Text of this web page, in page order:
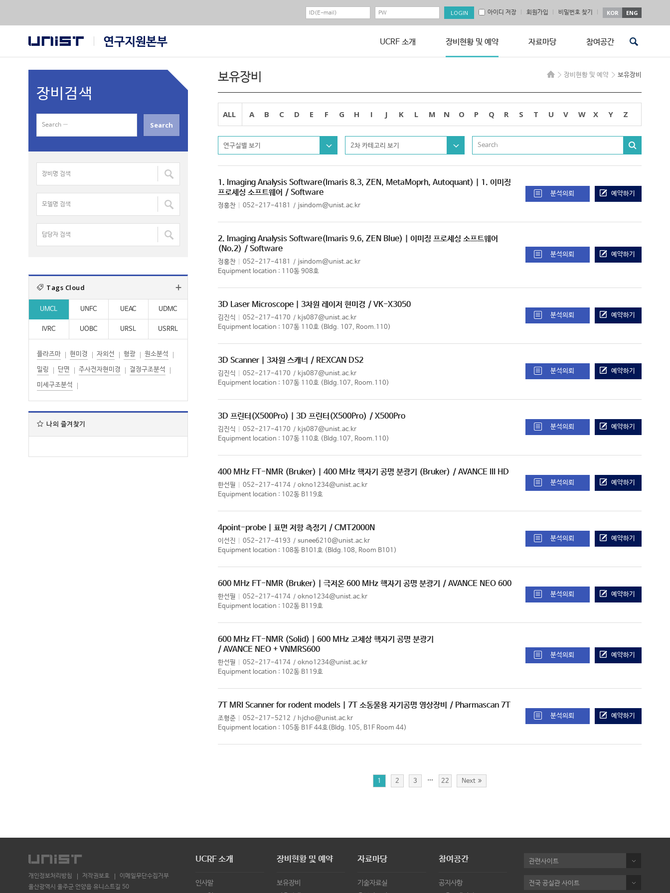
아이디 저장 회원가입 비밀번호 찾기 KOR ENG
UCRF 소개 장비현황 및 예약 자료마당 참여공간
장비현황 및 예약 보유장비
보유장비
ALL A B C D E F G H I J K L M N O P Q R S T U V W X Y Z
연구실별 보기 2차 카테고리 보기
1. Imaging Analysis Software(Imaris 8.3, ZEN, MetaMoprh, Autoquant) | 1. 이미징
프로세싱 소프트웨어 / Software
정홍찬 052-217-4181 jsindom@unist.ac.kr
분석의뢰 예약하기
2. Imaging Analysis Software(Imaris 9.6, ZEN Blue) | 이미징 프로세싱 소프트웨어
(No.2) / Software
정홍찬 052-217-4181
jsindom@unist.ac.kr
Equipment location : 110동 908호
분석의뢰 예약하기
3D Laser Microscope | 3차원 레이저 현미경 / VK-X3050
김진식 052-217-4170
kjs087@unist.ac.kr
Equipment location : 107동 110호 (Bldg. 107, Room.110)
분석의뢰 예약하기
3D Scanner | 3차원 스캐너 / REXCAN DS2
김진식 052-217-4170
kjs087@unist.ac.kr
Equipment location : 107동 110호 (Bldg.107, Room.110)
분석의뢰 예약하기
3D 프린터(X500Pro) | 3D 프린터(X500Pro) / X500Pro
김진식 052-217-4170
kjs087@unist.ac.kr
Equipment location : 107동 110호 (Bldg.107, Room.110)
분석의뢰 예약하기
400 MHz FT-NMR (Bruker) | 400 MHz 핵자기 공명 분광기 (Bruker) / AVANCE III HD
한선필 052-217-4174
okno1234@unist.ac.kr
Equipment location : 102동 B119호
분석의뢰 예약하기
4point-probe | 표면 저항 측정기 / CMT2000N
이선진 052-217-4193
sunee6210@unist.ac.kr
Equipment location : 108동 B101호 (Bldg.108, Room B101)
분석의뢰 예약하기
600 MHz FT-NMR (Bruker) | 극저온 600 MHz 핵자기 공명 분광기 / AVANCE NEO 600
한선필 052-217-4174
okno1234@unist.ac.kr
Equipment location : 102동 B119호
분석의뢰 예약하기
600 MHz FT-NMR (Solid) | 600 MHz 고체상 핵자기 공명 분광기
/ AVANCE NEO + VNMRS600
한선필 052-217-4174
okno1234@unist.ac.kr
Equipment location : 102동 B119호
분석의뢰 예약하기
7T MRI Scanner for rodent models | 7T 소동물용 자기공명 영상장비 / Pharmascan 7T
조형준 052-217-5212
hjcho@unist.ac.kr
Equipment location : 105동 B1F 44호(Bldg. 105, B1F Room 44)
분석의뢰 예약하기
1 2 3 … 22 Next
장비검색
f
장
명
검
색
모
명
검
색
담
색
:
Tags Cloud
UMCL UNFC UEAC UDMC
IVRC UOBC URSL USRRL
플라즈마 현미경 자외선 형광 원소분석
밀링 단면 주사전자현미경 결정구조분석
미세구조분석
나의 즐겨찾기
개인정보처리방침 저작권보호
이메일무단수집거부
울산광역시 울주군 언양읍 유니스트길 50
UCRF 소개
인사말
장비현황 및 예약
보유장비
자료마당
기술자료실
참여공간
공지사항
관련사이트
전국 공실관 사이트